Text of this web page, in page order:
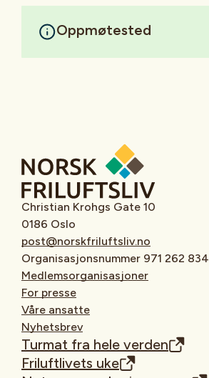
Oppmøtested
Christian Krohgs Gate 10
0186 Oslo
post@norskfriluftsliv.no
Organisasjonsnummer 971 262 834
Medlemsorganisasjoner
For presse
Våre ansatte
Nyhetsbrev
Turmat fra hele verden
Friluftlivets uke